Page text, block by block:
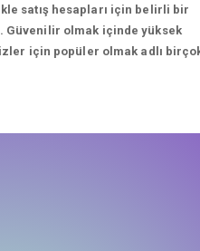
satış hesapları için belirli bir
Güvenilir olmak içinde yüksek
için popüler olmak adlı